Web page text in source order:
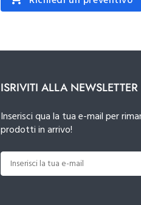
ISRIVITI ALLA NEWSLETTER
Inserisci qua la tua e-mail per
prodotti in arrivo!